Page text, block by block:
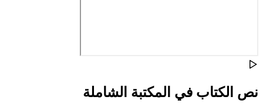
نص الكتاب في المكتبة الشاملة